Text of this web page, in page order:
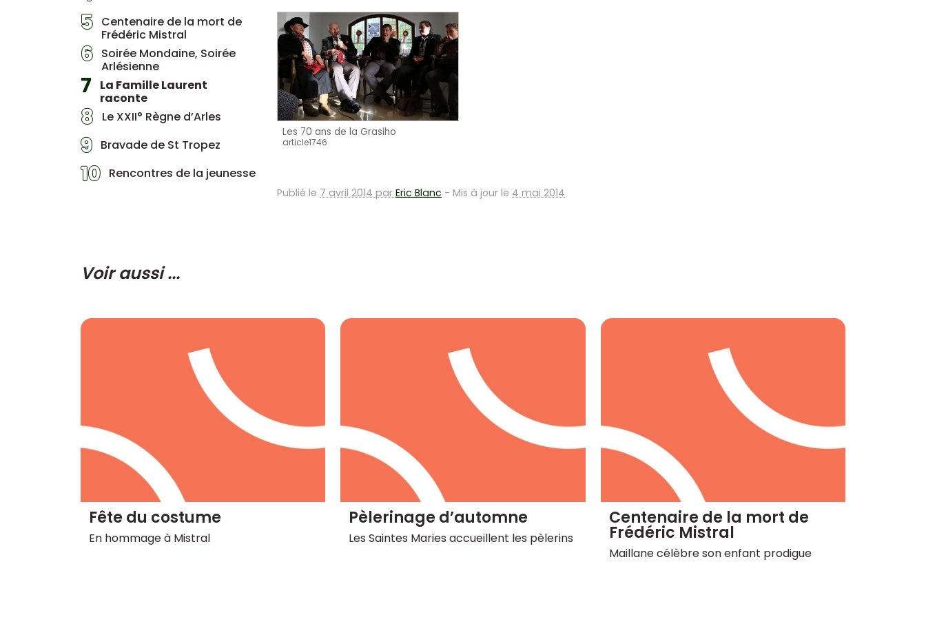
5 Centenaire de la mort de
Frédéric Mistral
6 Soirée Mondaine, Soirée
Arlésienne
7
La Famille Laurent
raconte
8 Le XXII° Règne d’Arles
9 Bravade de St Tropez
10 Rencontres de la jeunesse
Les 70 ans de la Grasiho
article1746
Publié le 7 avril 2014 par Eric Blanc - Mis à jour le 4 mai 2014
Voir aussi ...
Fête du costume
En hommage à Mistral
Pèlerinage d’automne
Les Saintes Maries accueillent les pèlerins
Centenaire de la mort de
Frédéric Mistral
Maillane célèbre son enfant prodigue